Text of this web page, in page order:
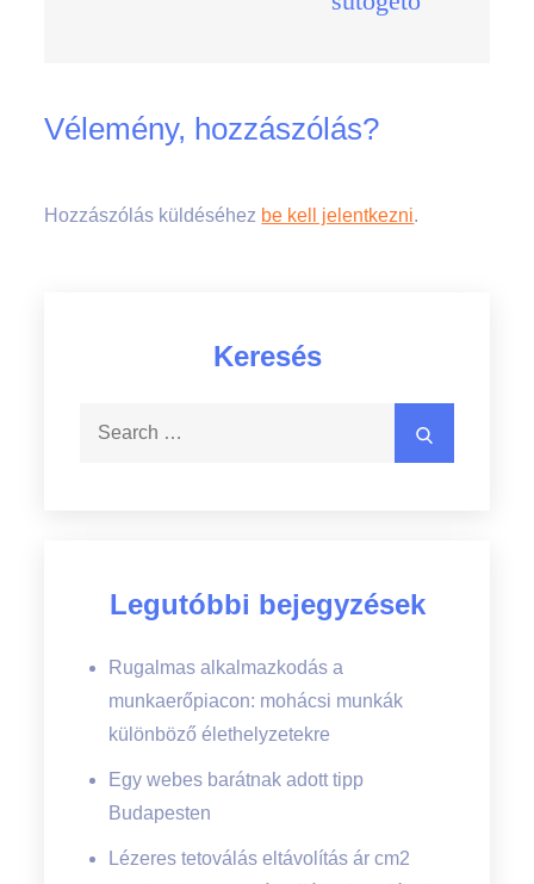
Vélemény, hozzászólás?
Hozzászólás küldéséhez be kell jelentkezni.
Keresés
Legutóbbi bejegyzések
Rugalmas alkalmazkodás a
munkaerőpiacon: mohácsi munkák
különböző élethelyzetekre
Egy webes barátnak adott tipp
Budapesten
Lézeres tetoválás eltávolítás ár cm2